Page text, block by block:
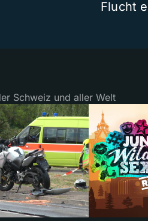
Flucht
Schweiz und aller Welt